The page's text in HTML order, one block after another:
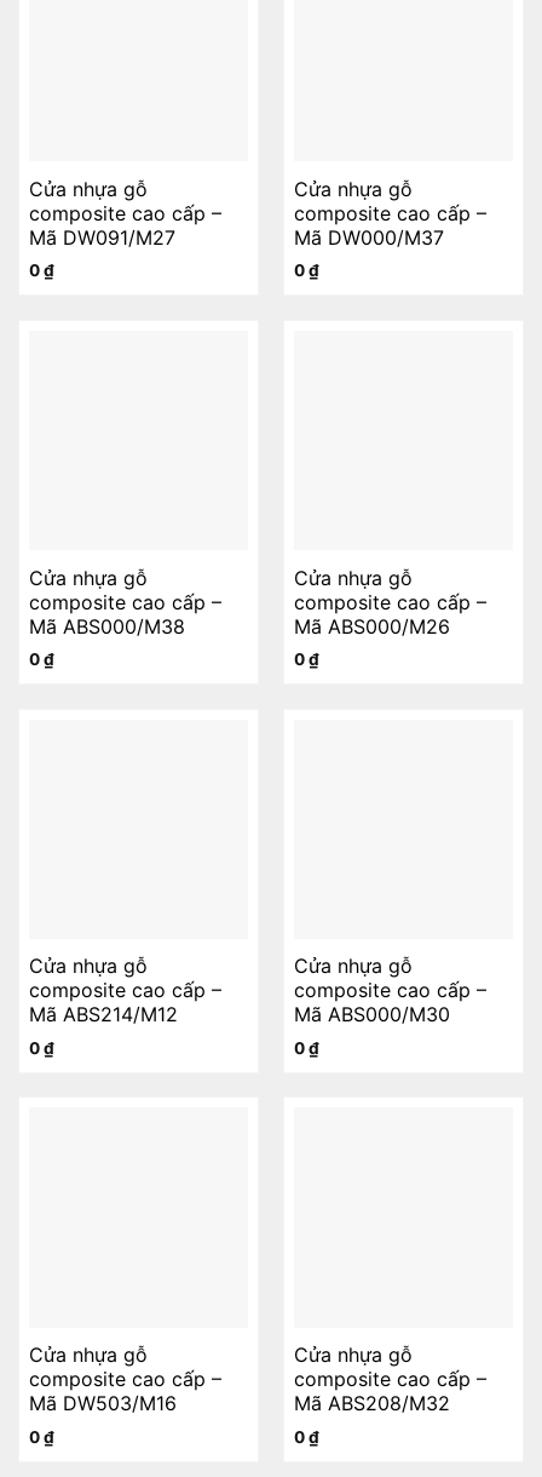
Cửa nhựa gỗ
composite cao cấp –
Mã DW091/M27
0₫
Cửa nhựa gỗ
composite cao cấp –
Mã DW000/M37
0₫
Cửa nhựa gỗ
composite cao cấp –
Mã ABS000/M38
0₫
Cửa nhựa gỗ
composite cao cấp –
Mã ABS000/M26
0₫
Cửa nhựa gỗ
composite cao cấp –
Mã ABS214/M12
0₫
Cửa nhựa gỗ
composite cao cấp –
Mã ABS000/M30
0₫
Cửa nhựa gỗ
composite cao cấp –
Mã DW503/M16
0₫
Cửa nhựa gỗ
composite cao cấp –
Mã ABS208/M32
0₫